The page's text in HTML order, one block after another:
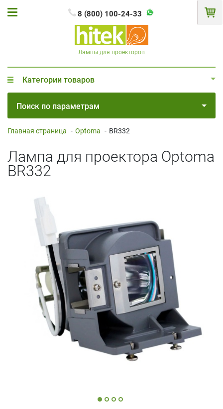
8 (800) 100-24-33
Лампы для проекторов
Категории товаров
Поиск по параметрам
Главная страница - Optoma - BR332
Лампа для проектора Optoma
BR332